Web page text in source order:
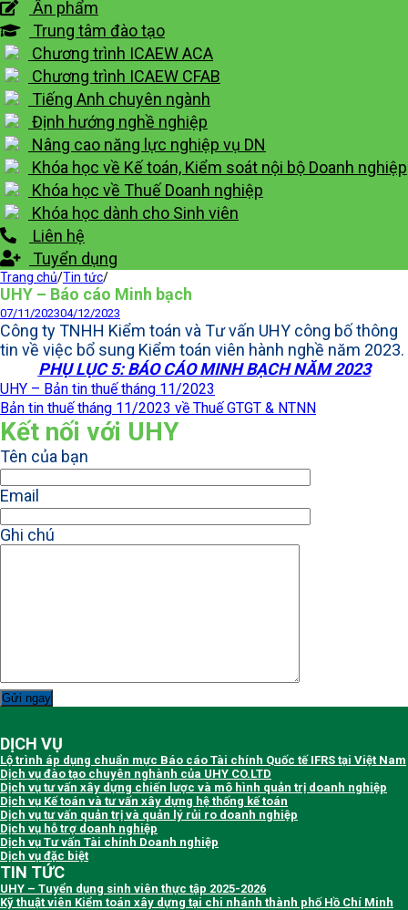
Ấn phẩm
Trung tâm đào tạo
Chương trình ICAEW ACA
Chương trình ICAEW CFAB
Tiếng Anh chuyên ngành
Định hướng nghề nghiệp
Nâng cao năng lực nghiệp vụ DN
Khóa học về Kế toán, Kiểm soát nội bộ Doanh nghiệp
Khóa học về Thuế Doanh nghiệp
Khóa học dành cho Sinh viên
Liên hệ
Tuyển dụng
Trang chủ/Tin tức/
UHY – Báo cáo Minh bạch
07/11/202304/12/2023
Công ty TNHH Kiểm toán và Tư vấn UHY công bố thông
tin về việc bổ sung Kiểm toán viên hành nghề năm 2023.
PHỤ LỤC 5: BÁO CÁO MINH BẠCH NĂM 2023
UHY – Bản tin thuế tháng 11/2023
Bản tin thuế tháng 11/2023 về Thuế GTGT & NTNN
Kết nối với UHY
Tên của bạn
Email
Ghi chú
DỊCH VỤ
Lộ trình áp dụng chuẩn mực Báo cáo Tài chính Quốc tế IFRS tại Việt Nam
Dịch vụ đào tạo chuyên nghành của UHY CO.LTD
Dịch vụ tư vấn xây dựng chiến lược và mô hình quản trị doanh nghiệp
Dịch vụ Kế toán và tư vấn xây dựng hệ thống kế toán
Dịch vụ tư vấn quản trị và quản lý rủi ro doanh nghiệp
Dịch vụ hỗ trợ doanh nghiệp
Dịch vụ Tư vấn Tài chính Doanh nghiệp
Dịch vụ đặc biệt
TIN TỨC
UHY – Tuyển dụng sinh viên thực tập 2025-2026
Kỹ thuật viên Kiểm toán xây dựng tại chi nhánh thành phố Hồ Chí Minh